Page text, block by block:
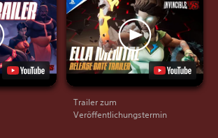
Trailer zum
Veröffentlichungstermin